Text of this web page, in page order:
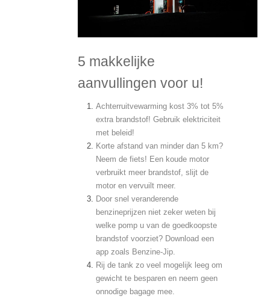
5 makkelijke
aanvullingen voor u!
Achterruitvewarming kost 3% tot 5%
extra brandstof! Gebruik elektriciteit
met beleid!
Korte afstand van minder dan 5 km?
Neem de fiets! Een koude motor
verbruikt meer brandstof, slijt de
motor en vervuilt meer.
Door snel veranderende
benzineprijzen niet zeker weten bij
welke pomp u van de goedkoopste
brandstof voorziet? Download een
app zoals Benzine-Jip
Rij de tank zo veel mogelijk leeg om
gewicht te besparen en neem geen
onnodige bagage mee.